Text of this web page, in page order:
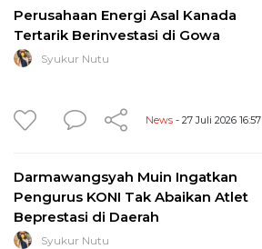
Perusahaan Energi Asal Kanada
Tertarik Berinvestasi di Gowa
Syukur Nutu
News - 27 Juli 2026 16:57
Darmawangsyah Muin Ingatkan
Pengurus KONI Tak Abaikan Atlet
Beprestasi di Daerah
Syukur Nutu